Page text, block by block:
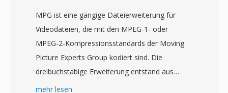
ProRes und JPEG 2000, und ist damit an
verschiedene Qualitätsstufen anpassbar — von
Proxy-Editing bis zur Master-Archivierung. Ein
umfangreiches Metadaten-Framework ist eines
der bestimmenden Merkmale von MXF und
MPG ist eine gängige Dateierweiterung für
Videodateien, die mit den MPEG-1- oder
MPEG-2-Kompressionsstandards der Moving
Picture Experts Group kodiert sind. Die
dreibuchstabige Erweiterung entstand aus
frühen Windows- und DOS-Dateisystemen, die
mehr lesen